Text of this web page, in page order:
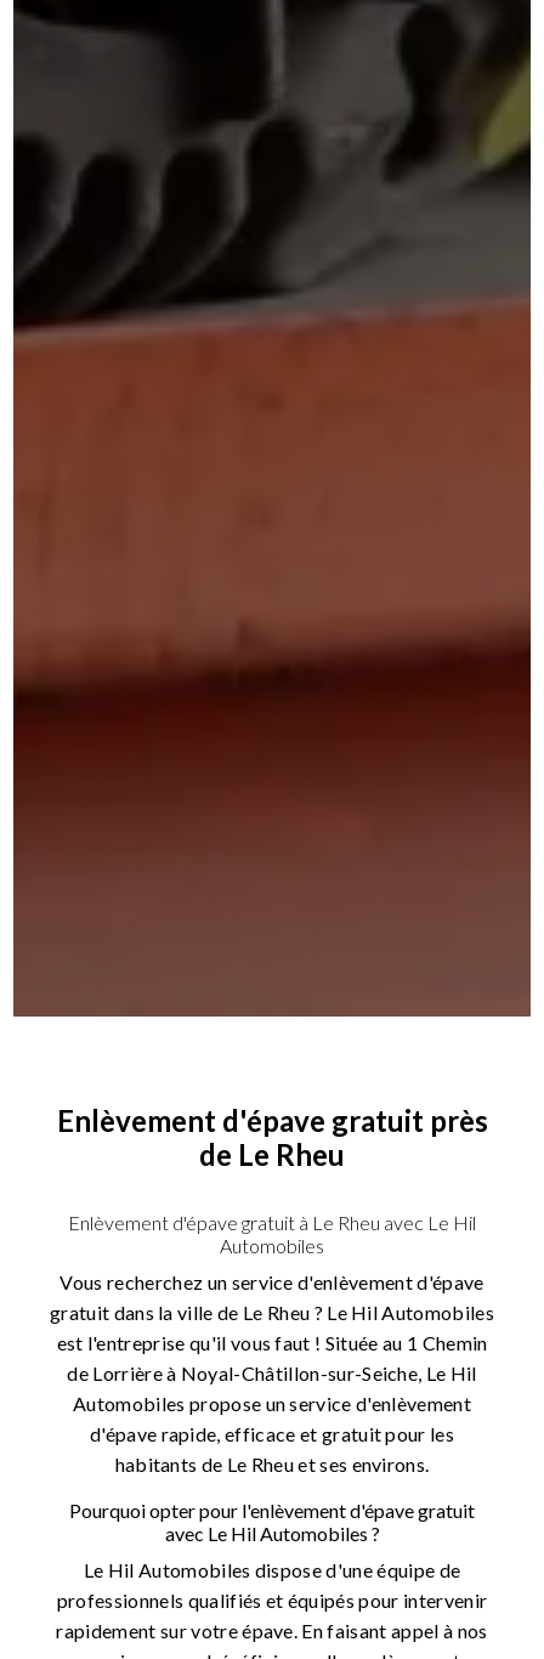
Enlèvement d'épave gratuit près
de Le Rheu
Enlèvement d'épave gratuit à Le Rheu avec Le Hil
Automobiles
Vous recherchez un service d'enlèvement d'épave
gratuit dans la ville de Le Rheu ? Le Hil Automobiles
est l'entreprise qu'il vous faut ! Située au 1 Chemin
de Lorrière à Noyal-Châtillon-sur-Seiche, Le Hil
Automobiles propose un service d'enlèvement
d'épave rapide, efficace et gratuit pour les
habitants de Le Rheu et ses environs.
Pourquoi opter pour l'enlèvement d'épave gratuit
avec Le Hil Automobiles ?
Le Hil Automobiles dispose d'une équipe de
professionnels qualifiés et équipés pour intervenir
rapidement sur votre épave. En faisant appel à nos